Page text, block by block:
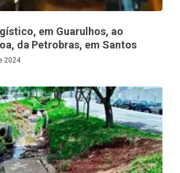
em Guarulhos, ao
da Petrobras, em Santos
2024